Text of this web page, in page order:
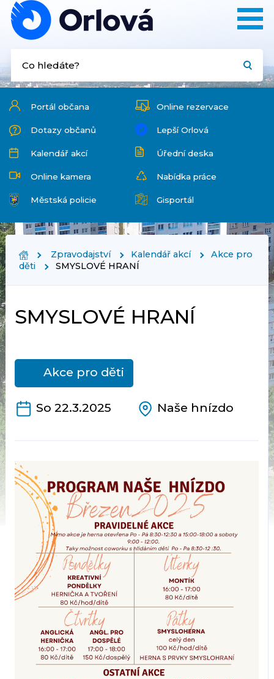
Portál občana Online rezervace
Dotazy občanů Lepší Orlová
Kalendář akcí Úřední deska
Online kamera Nabídka práce
Městská policie Gisportál
Zpravodajství Kalendář akcí
Akce pro
děti
SMYSLOVÉ HRANÍ
SMYSLOVÉ HRANÍ
Akce pro děti
So 22.3.2025 Naše hnízdo